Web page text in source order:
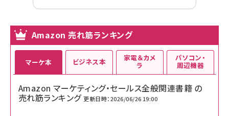
Amazon 売れ筋ランキング
マーケ本
Amazon マーケティング・セールス全般関連書籍 の
売れ筋ランキング 更新日時：2026/06/26 19:00
ビジネス本 家電＆カメ
ラ
パソコン・
周辺機器